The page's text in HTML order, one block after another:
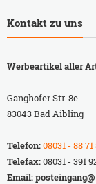
Kontakt zu uns
Werbeartikel aller
Ganghofer Str. 8e
83043 Bad Aibling
Telefon:08031 - 88 71
Telefax:08031 - 391
Email: posteingang@